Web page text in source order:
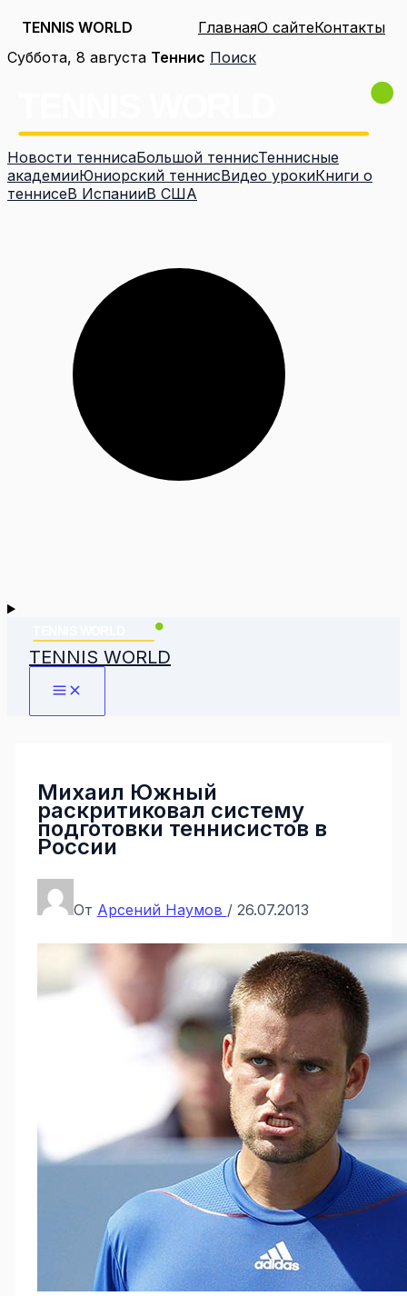
TENNIS WORLD ГлавнаяО сайтеКонтакты
Перейти
Суббота, 8 августа Теннис Поиск
Новости теннисаБольшой теннисТеннисные
академииЮниорский теннисВидео урокиКниги о
теннисеВ ИспанииВ США
TENNIS WORLD
Михаил Южный
раскритиковал систему
подготовки теннисистов в
России
От Арсений Наумов / 26.07.2013